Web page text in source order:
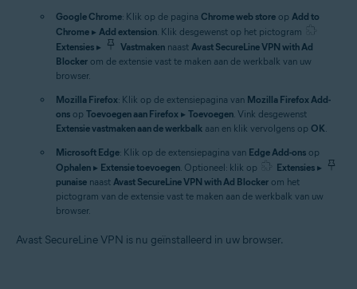
Google Chrome: Klik op de pagina Chrome web store op Add to
Chrome ▸ Add extension. Klik desgewenst op het pictogram
Extensies ▸ Vastmaken naast Avast SecureLine VPN with Ad
Blocker om de extensie vast te maken aan de werkbalk van uw
browser.
Mozilla Firefox: Klik op de extensiepagina van Mozilla Firefox Add-
ons op Toevoegen aan Firefox ▸ Toevoegen. Vink desgewenst
Extensie vastmaken aan de werkbalk aan en klik vervolgens op OK.
Microsoft Edge: Klik op de extensiepagina van Edge Add-ons op
Ophalen ▸ Extensie toevoegen. Optioneel: klik op Extensies ▸
punaise naast Avast SecureLine VPN with Ad Blocker om het
pictogram van de extensie vast te maken aan de werkbalk van uw
browser.
Avast SecureLine VPN is nu geïnstalleerd in uw browser.